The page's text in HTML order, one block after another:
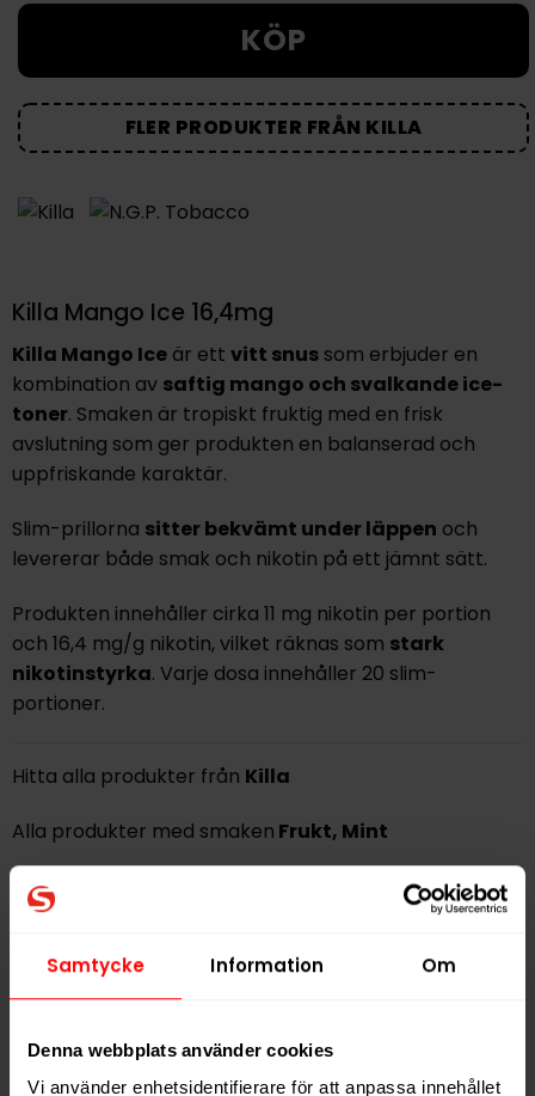
Samtycke Information Om
Denna webbplats använder cookies
Vi använder enhetsidentifierare för att anpassa innehållet
KÖP
FLER PRODUKTER FRÅN KILLA
Killa Mango Ice 16,4mg
Killa Mango Iceär ett vitt snussom erbjuder en
kombination av saftig mango och svalkande ice-
toner. Smaken är tropiskt fruktig med en frisk
avslutning som ger produkten en balanserad och
uppfriskande karaktär.
Slim-prillorna sitter bekvämt under läppen och
levererar både smak och nikotin på ett jämnt sätt.
Produkten innehåller cirka 11 mg nikotin per portion
och 16,4 mg/g nikotin, vilket räknas som stark
nikotinstyrka. Varje dosa innehåller 20 slim-
portioner.
Hitta alla produkter från Killa
Alla produkter med smaken Frukt, Mint
PRODUKTINFORMATION
Styrka
Stark